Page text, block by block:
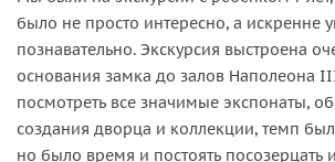
было не просто интересно, а искренне
познавательно. Экскурсия выстроена
основания замка до залов Наполеона
посмотреть все значимые экспонаты,
создания дворца и коллекции, темп
но было время и постоять посозерцать и